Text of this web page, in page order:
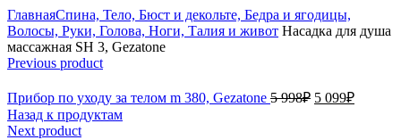
ГлавнаяСпина, Тело, Бюст и декольте, Бедра и ягодицы,
Волосы, Руки, Голова, Ноги, Талия и живот Насадка для душа
массажная SH 3, Gezatone
Previous product
Прибор по уходу за телом m 380, Gezatone 5 998₽ 5 099₽
Назад к продуктам
Next product